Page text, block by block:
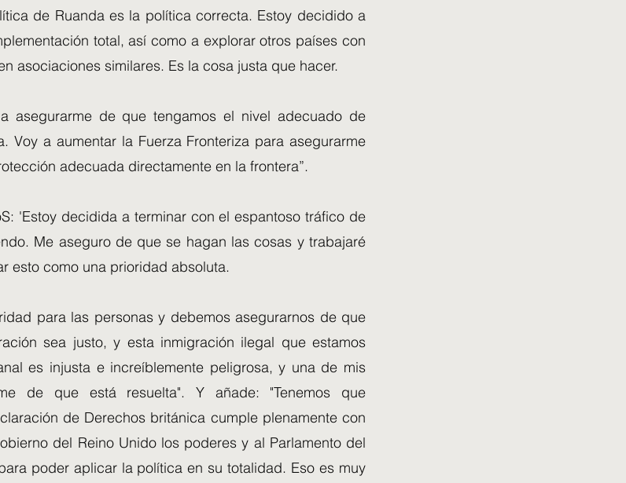
de Ruanda es la política correcta. Estoy decidido a
total, así como a explorar otros países con
asociaciones similares. Es la cosa justa que hacer.
asegurarme de que tengamos el nivel adecuado de
Voy a aumentar la Fuerza Fronteriza para asegurarme
adecuada directamente en la frontera”.
'Estoy decidida a terminar con el espantoso tráfico de
Me aseguro de que se hagan las cosas y trabajaré
esto como una prioridad absoluta.
para las personas y debemos asegurarnos de que
sea justo, y esta inmigración ilegal que estamos
es injusta e increíblemente peligrosa, y una de mis
de que está resuelta". Y añade: "Tenemos que
de Derechos británica cumple plenamente con
del Reino Unido los poderes y al Parlamento del
poder aplicar la política en su totalidad. Eso es muy